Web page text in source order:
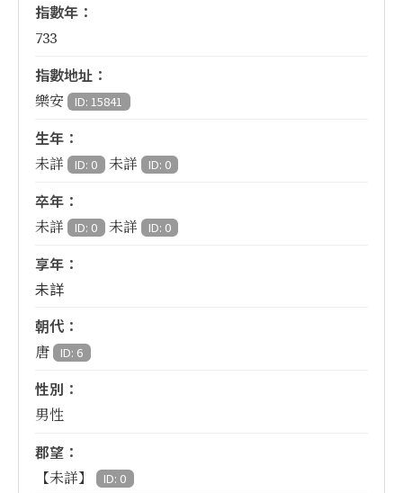
指數年：
733
指數地址：
樂安 ID: 15841
生年：
未詳 ID: 0 未詳 ID: 0
卒年：
未詳 ID: 0 未詳 ID: 0
享年：
未詳
朝代：
唐 ID: 6
性別：
男性
郡望：
【未詳】 ID: 0